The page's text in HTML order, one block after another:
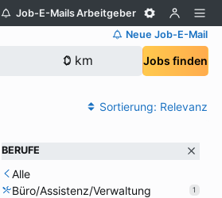
Job-E-MailsArbeitgeber
Neue Job-E-Mail
Jobs finden
Sortierung: Relevanz
BERUFE
Alle
Büro/Assistenz/Verwaltung
1